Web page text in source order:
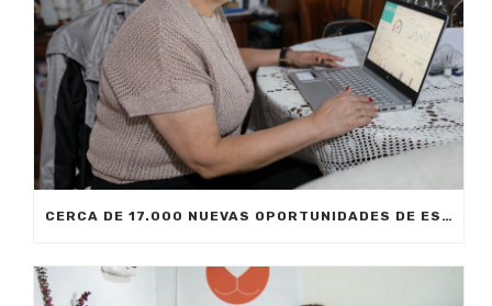
CERCA DE 17.000 NUEVAS OPORTUNIDADES DE ESTUDIO SIN COSTO PARA MEDELLÍN